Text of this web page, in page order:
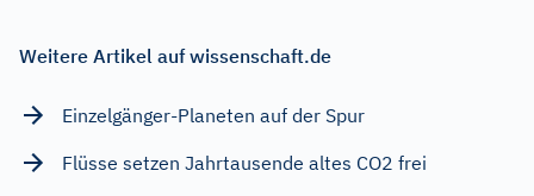
Weitere Artikel auf wissenschaft.de
Einzelgänger-Planeten auf der Spur
Flüsse setzen Jahrtausende altes CO2 frei